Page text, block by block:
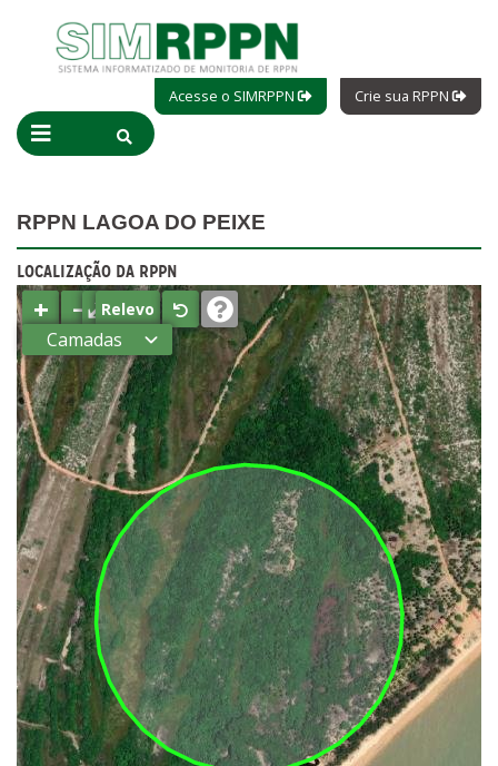
Acesse o SIMRPPN Crie sua RPPN
RPPN LAGOA DO PEIXE
LOCALIZAÇÃO DA RPPN
+ −⤢Relevo
Camadas
Estados
Municípios
Terras
indígenas
(FUNAI)
UC Federal
UC Estaduais
UC
Municipais
Hidrografia
1:1.000.000
(ANA)
Biomas
(IBGE)